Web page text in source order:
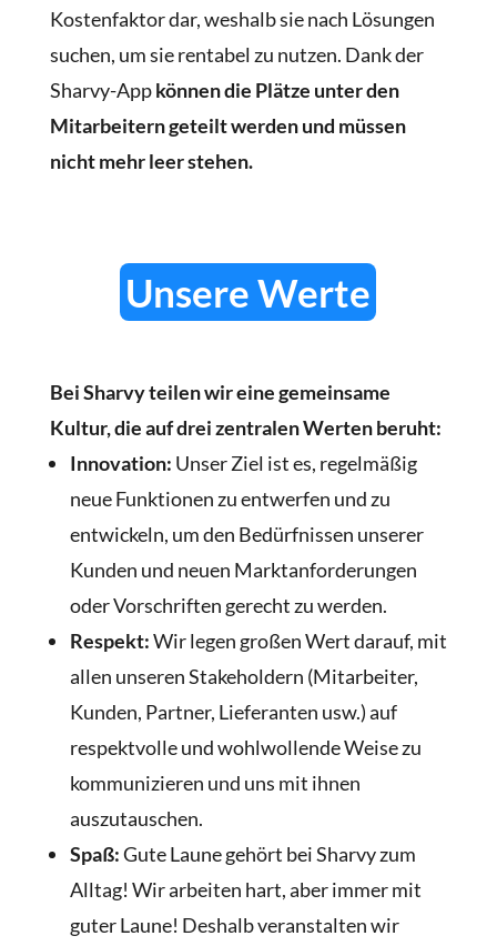
Kostenfaktor dar, weshalb sie nach Lösungen
suchen, um sie rentabel zu nutzen. Dank der
Sharvy-Appkönnen die Plätze unter den
Mitarbeitern geteilt werden und müssen
nicht mehr leer stehen.
Unsere Werte
Bei Sharvy teilen wir eine gemeinsame
Kultur, die auf drei zentralen Werten beruht:
Innovation: Unser Ziel ist es, regelmäßig
neue Funktionen zu entwerfen und zu
entwickeln, um den Bedürfnissen unserer
Kunden und neuen Marktanforderungen
oder Vorschriften gerecht zu werden.
Respekt:Wir legen großen Wert darauf, mit
allen unseren Stakeholdern (Mitarbeiter,
Kunden, Partner, Lieferanten usw.) auf
respektvolle und wohlwollende Weise zu
kommunizieren und uns mit ihnen
auszutauschen.
Spaß:Gute Laune gehört bei Sharvy zum
Alltag! Wir arbeiten hart, aber immer mit
guter Laune! Deshalb veranstalten wir